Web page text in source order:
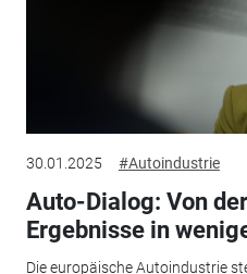
30.01.2025 #Autoindustrie
Auto-Dialog: Von der
Ergebnisse in
Die europäische Autoindustrie